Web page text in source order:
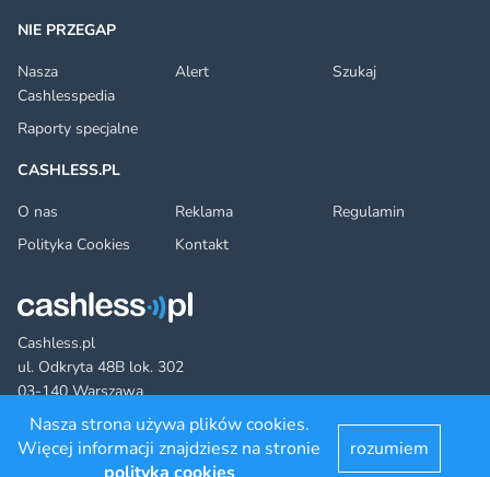
Cashless.pl
ul. Odkryta 48B lok. 302
03-140 Warszawa
FacebookTwitter YouTubeLinkedInRSS
©2022 cashless.pl. All rights reserved.
NIE PRZEGAP
Nasza
Cashlesspedia
Alert Szukaj
Raporty specjalne
CASHLESS.PL
O nas
Reklama
Regulamin
Polityka Cookies
Kontakt
Nasza strona używa plików cookies.
Więcej informacji znajdziesz na stronie
rozumiem